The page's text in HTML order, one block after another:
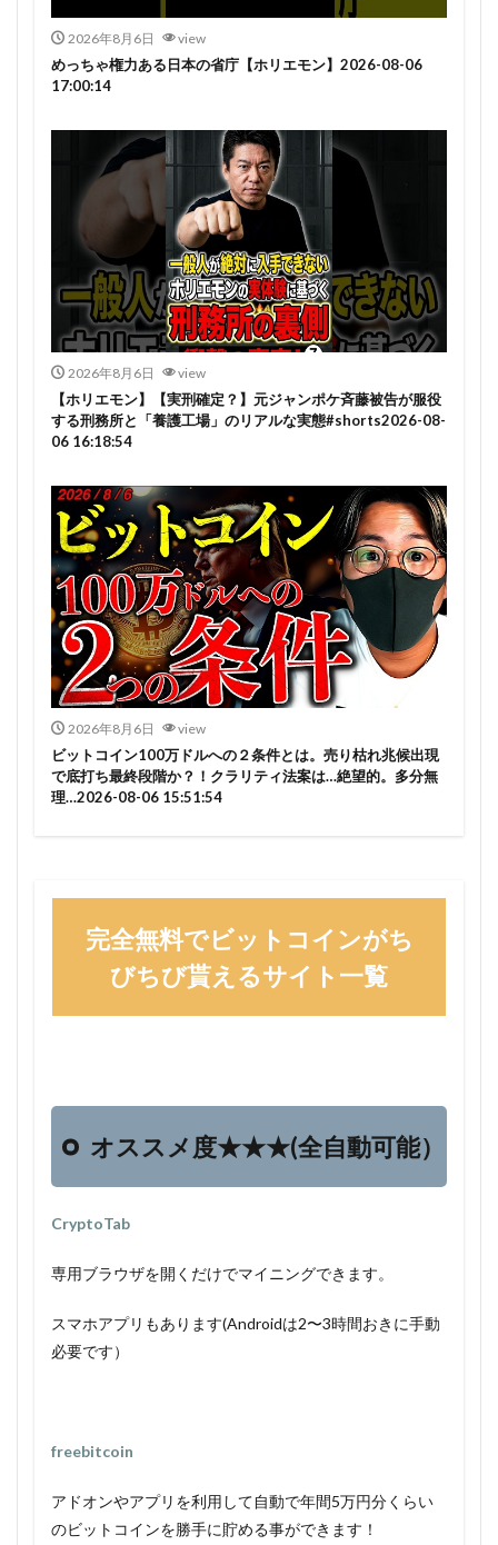
2026年8月6日 view
めっちゃ権力ある日本の省庁【ホリエモン】2026-08-06
17:00:14
2026年8月6日 view
【ホリエモン】【実刑確定？】元ジャンポケ斉藤被告が服役
する刑務所と「養護工場」のリアルな実態#shorts2026-08-
06 16:18:54
2026年8月6日 view
ビットコイン100万ドルへの２条件とは。売り枯れ兆候出現
で底打ち最終段階か？！クラリティ法案は…絶望的。多分無
理…2026-08-06 15:51:54
完全無料でビットコインがち
びちび貰えるサイト一覧
オススメ度★★★(全自動可能）
CryptoTab
専用ブラウザを開くだけでマイニングできます。
スマホアプリもあります(Androidは2〜3時間おきに手動
必要です）
freebitcoin
アドオンやアプリを利用して自動で年間5万円分くらい
のビットコインを勝手に貯める事ができます！